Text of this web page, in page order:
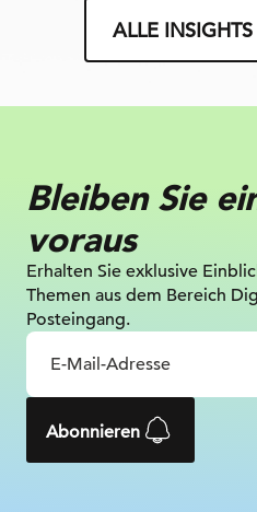
ALLE
Bleiben Sie
voraus
Erhalten Sie exklusive
Themen aus dem Bereich
Posteingang.
Abonnieren